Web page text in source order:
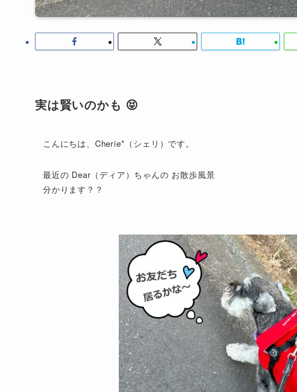
実は賢いのかも 😝
こんにちは、Cherie*（シェリ）です。
最近の Dear（ディア）ちゃんの お散歩風景
分かります？？